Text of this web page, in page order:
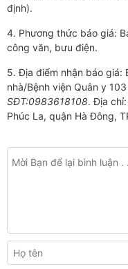
định).
4. Phương thức báo giá:
công văn, bưu điện.
5. Địa điểm nhận báo giá:
nhà/Bệnh viện Quân y 103
SĐT:0983618108. Địa
Phúc La, quận Hà Đông,